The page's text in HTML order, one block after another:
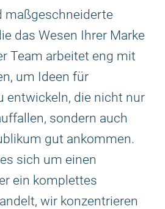
maßgeschneiderte
das Wesen Ihrer Marke
Team arbeitet eng mit
um Ideen für
entwickeln, die nicht nur
sondern auch
gut ankommen.
sich um einen
ein komplettes
wir konzentrieren